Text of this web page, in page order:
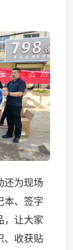
还为现场
本、签字
，让大家
、收获贴